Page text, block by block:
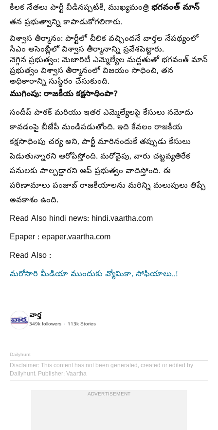
కీలక నేతలు పార్టీ వీడినప్పటికీ, ముఖ్యమంత్రి భగవంత్ మాన్
తన ప్రభుత్వాన్ని కాపాడుకోగలిగారు.
విశ్వాస తీర్మానం: పార్టీలో చీలిక వచ్చిందనే వార్తల నేపథ్యంలో
సీఎం అసెంబ్లీలో విశ్వాస తీర్మానాన్ని ప్రవేశపెట్టారు.
నెగ్గిన ప్రభుత్వం: మెజారిటీ ఎమ్మెల్యేల మద్దతుతో భగవంత్ మాన్
ప్రభుత్వం విశ్వాస తీర్మానంలో విజయం సాధించి, తన
అధికారాన్ని సుస్థిరం చేసుకుంది.
ముగింపు: రాజకీయ కక్షసాధింపా?
సందీప్ పాఠక్ మరియు ఇతర ఎమ్మెల్యేలపై కేసులు నమోదు
కావడంపై బీజేపీ మండిపడుతోంది. ఇది కేవలం రాజకీయ
కక్షసాధింపు చర్య అని, పార్టీ మారినందుకే తప్పుడు కేసులు
పెడుతున్నారని ఆరోపిస్తోంది. మరోవైపు, వారు చట్టవ్యతిరేక
పనులకు పాల్పడ్డారని ఆప్ ప్రభుత్వం వాదిస్తోంది. ఈ
పరిణామాలు పంజాబ్ రాజకీయాలను మరిన్ని మలుపులు తిప్పే
అవకాశం ఉంది.
Read Also hindi news: hindi.vaartha.com
Epaper : epaper.vaartha.com
Read Also :
మరోసారి మీడియా ముందుకు వ్యోమికా, సోఫియాలు..!
వార్త
349k followers 113k Stories
Dailyhunt
Disclaimer: This content has not been generated, created or edited by
Dailyhunt. Publisher: Vaartha
ADVERTISEMENT